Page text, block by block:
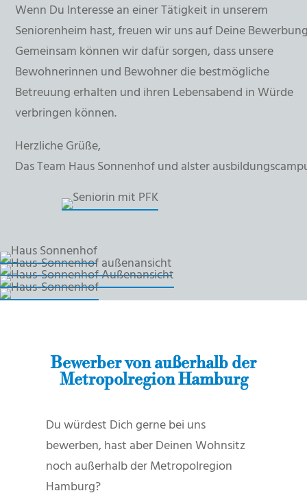
Wenn Du Interesse an einer Tätigkeit in unserem
Seniorenheim hast, freuen wir uns auf Deine
Gemeinsam können wir dafür sorgen, dass unsere
Bewohnerinnen und Bewohner die bestmögliche
Betreuung erhalten und ihren Lebensabend in Würde
verbringen können.
Herzliche Grüße,
Das Team Haus Sonnenhof und alster
Bewerber von außerhalb der
Metropolregion Hamburg
Du würdest Dich gerne bei uns
bewerben, hast aber Deinen Wohnsitz
noch außerhalb der Metropolregion
Hamburg?